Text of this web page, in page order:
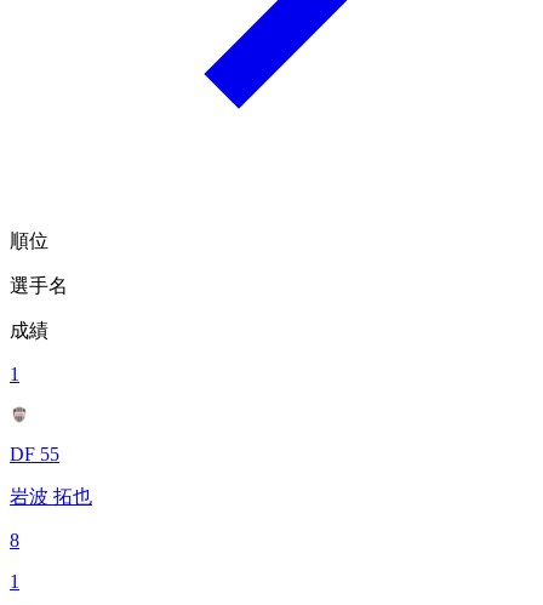
順位
選手名
成績
1
DF 55
岩波 拓也
8
1